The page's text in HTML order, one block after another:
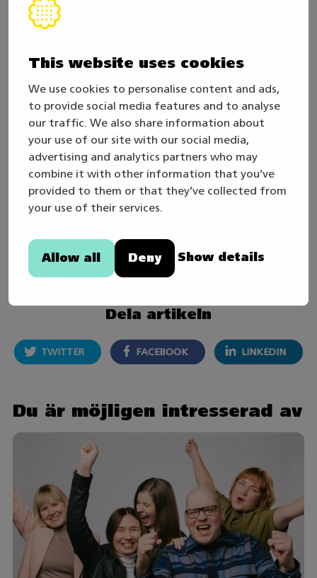
This website uses cookies
We use cookies to personalise content and ads,
to provide social media features and to analyse
our traffic. We also share information about
your use of our site with our social media,
advertising and analytics partners who may
combine it with other information that you’ve
provided to them or that they’ve collected from
your use of their services.
Allow all Deny Show details
På arbetsplatsen behövs tydlig introduktion,
sakligt ledarskap och möjlighet att fråga och
Mästare-tävlingarnasynliggör det bästa inom
yrkesutbildningen: att unga får bygga upp sitt
kunnande målmedvetet, visa sina färdigheter i
praktiken och växa till yrkespersoner vars arbete
märks direkt i arbetslivet. När vi tar hand om de
unga tar vi samtidigt hand om Finlands kunnande
och om att övergången till arbetslivet sker
spelreglerna. De ungas kunnande är en
gemensam angelägenhet.
Dela artikeln
TWITTER FACEBOOK LINKEDIN
Du är möjligen intresserad av